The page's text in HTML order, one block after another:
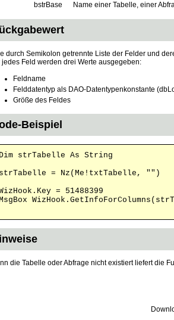
bstrBase Name einer Tabelle, einer
durch Semikolon getrennte Liste der Felder und
jedes Feld werden drei Werte ausgegeben:
Feldname
Felddatentyp als DAO-Datentypenkonstante
Größe des Feldes
Beispiel
Dim strTabelle As String
strTabelle = Nz(Me!txtTabelle, "")
= 51488399
die Tabelle oder Abfrage nicht existiert liefert die